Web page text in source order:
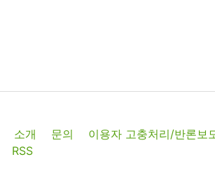
소개 문의 이용자 고충처리/반론보
RSS